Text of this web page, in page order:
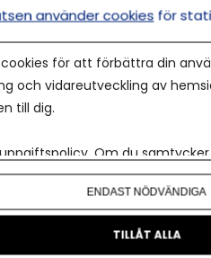
för AI
oss
använder cookies för
för att förbättra din
och vidareutveckling av
till dig.
. Om du
i efterhand hittar du den
ENDAST NÖDVÄNDIGA
TILLÅT ALLA